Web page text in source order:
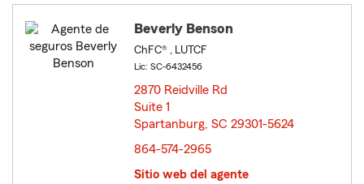
Beverly Benson
ChFC® , LUTCF
Lic: SC-6432456
2870 Reidville Rd
Suite 1
Spartanburg, SC 29301-5624
864-574-2965
Sitio web del agente